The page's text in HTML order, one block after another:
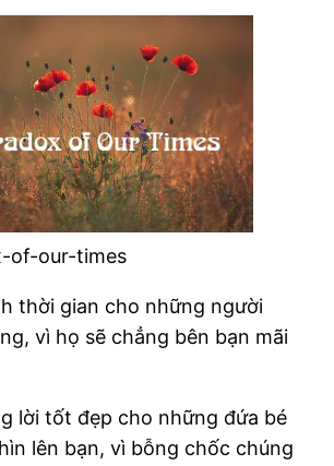
of-our-times
thời gian cho những người
vì họ sẽ chẳng bên bạn mãi
lời tốt đẹp cho những đứa bé
lên bạn, vì bỗng chốc chúng